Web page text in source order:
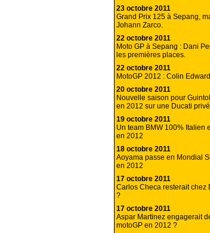
23 octobre 2011
Grand Prix 125 à Sepang,
Johann Zarco.
22 octobre 2011
Moto GP à Sepang : Dani
les premières places.
22 octobre 2011
MotoGP 2012 : Colin
20 octobre 2011
Nouvelle saison pour
en 2012 sur une Ducati
19 octobre 2011
Un team BMW 100% Italien
en 2012
18 octobre 2011
Aoyama passe en Mondial
en 2012
17 octobre 2011
Carlos Checa resterait chez
?
17 octobre 2011
Aspar Martinez engagerait
motoGP en 2012 ?